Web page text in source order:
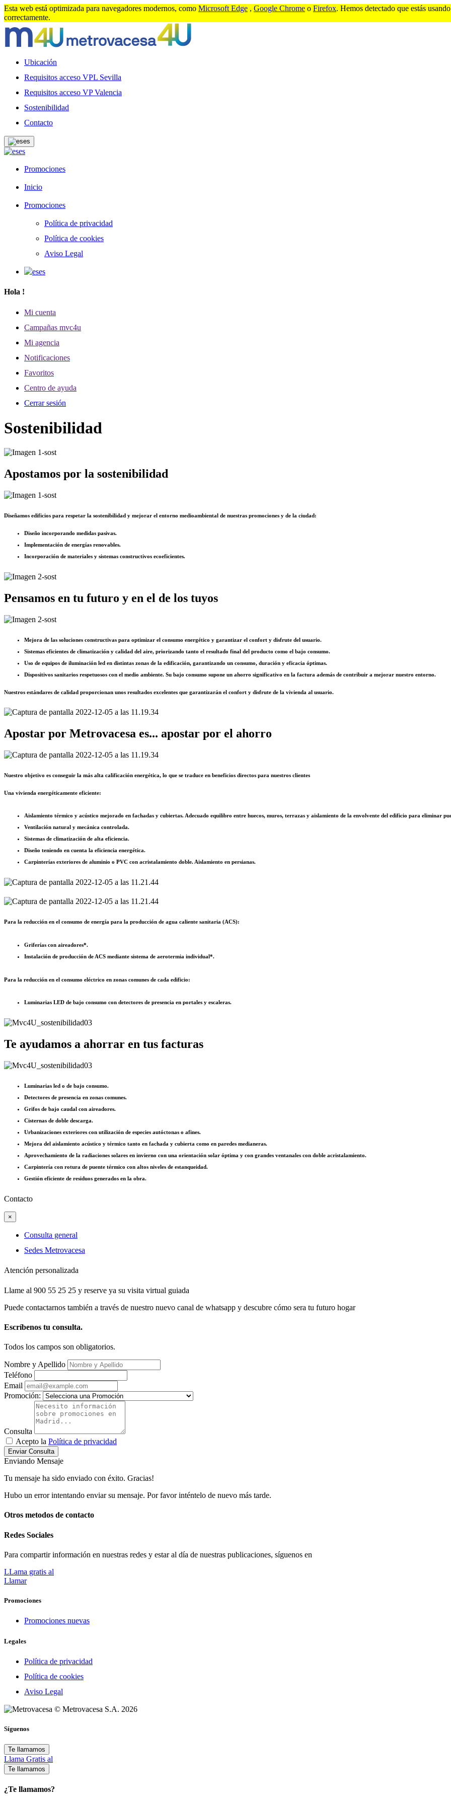
Esta web está optimizada para navegadores modernos, como Microsoft Edge , Google Chrome o Firefox. Hemos detectado que estás
correctamente.
Ubicación
Requisitos acceso VPL Sevilla
Requisitos acceso VP Valencia
Sostenibilidad
Contacto
es
es
Promociones
Inicio
Promociones
Política de privacidad
Política de cookies
Aviso Legal
es
Hola !
Mi cuenta
Campañas mvc4u
Mi agencia
Notificaciones
Favoritos
Centro de ayuda
Cerrar sesión
Sostenibilidad
Apostamos por la sostenibilidad
Diseñamos edificios para respetar la sostenibilidad y mejorar el entorno medioambiental de nuestras promociones y de la ciudad:
Diseño incorporando medidas pasivas.
Implementación de energías renovables.
Incorporación de materiales y sistemas constructivos ecoeficientes.
Pensamos en tu futuro y en el de los tuyos
Mejora de las soluciones constructivas para optimizar el consumo energético y garantizar el confort y disfrute del usuario.
Sistemas eficientes de climatización y calidad del aire, priorizando tanto el resultado final del producto como el bajo consumo.
Uso de equipos de iluminación led en distintas zonas de la edificación, garantizando un consumo, duración y eficacia óptimas.
Dispositivos sanitarios respetuosos con el medio ambiente. Su bajo consumo supone un ahorro significativo en la factura además de contribuir a mejorar nuestro entorno.
Nuestros estándares de calidad proporcionan unos resultados excelentes que garantizarán el confort y disfrute de la vivienda al usuario.
Apostar por Metrovacesa es... apostar por el ahorro
Nuestro objetivo es conseguir la más alta calificación energética, lo que se traduce en beneficios directos para nuestros clientes
Una vivienda energéticamente eficiente:
Aislamiento térmico y acústico mejorado en fachadas y cubiertas. Adecuado equilibro entre huecos, muros, terrazas y aislamiento de la envolvente del edificio para eliminar
Ventilación natural y mecánica controlada.
Sistemas de climatización de alta eficiencia.
Diseño teniendo en cuenta la eficiencia energética.
Carpinterías exteriores de aluminio o PVC con acristalamiento doble. Aislamiento en persianas.
Para la reducción en el consumo de energía para la producción de agua caliente sanitaria (ACS):
Griferías con aireadores*.
Instalación de producción de ACS mediante sistema de aerotermia individual*.
Para la reducción en el consumo eléctrico en zonas comunes de cada edificio:
Luminarias LED de bajo consumo con detectores de presencia en portales y escaleras.
Te ayudamos a ahorrar en tus facturas
Luminarias led o de bajo consumo.
Detectores de presencia en zonas comunes.
Grifos de bajo caudal con aireadores.
Cisternas de doble descarga.
Urbanizaciones exteriores con utilización de especies autóctonas o afines.
Mejora del aislamiento acústico y térmico tanto en fachada y cubierta como en paredes medianeras.
Aprovechamiento de la radiaciones solares en invierno con una orientación solar óptima y con grandes ventanales con doble acristalamiento.
Carpintería con rotura de puente térmico con altos niveles de estanqueidad.
Gestión eficiente de residuos generados en la obra.
Contacto
×
Consulta general
Sedes Metrovacesa
Atención personalizada
Llame al 900 55 25 25 y reserve ya su visita virtual guiada
Puede contactarnos también a través de nuestro nuevo canal de whatsapp y descubre cómo sera tu futuro hogar
Escríbenos tu consulta.
Todos los campos son obligatorios.
Nombre y Apellido
Teléfono
Email
Promoción:
Consulta
Acepto la Política de privacidad
Enviar Consulta
Enviando Mensaje
Tu mensaje ha sido enviado con éxito. Gracias!
Hubo un error intentando enviar su mensaje. Por favor inténtelo de nuevo más tarde.
Otros metodos de contacto
Redes Sociales
Para compartir información en nuestras redes y estar al día de nuestras publicaciones, síguenos en
LLama gratis al
Llamar
Promociones
Promociones nuevas
Legales
Política de privacidad
Política de cookies
Aviso Legal
© Metrovacesa S.A. 2026
Síguenos
Te llamamos
Llama Gratis al
Te llamamos
¿Te llamamos?